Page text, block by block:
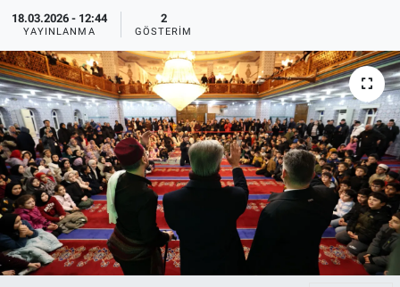
18.03.2026 - 12:44
YAYINLANMA
2
GÖSTERIM
Magazin
Tüm Haberler
İletişim
Künye
Trafik Durumu
Süper Lig Puan Durumu ve Fikstür
Tüm Manşetler
Son Dakika Haberleri
Haber Arşivi